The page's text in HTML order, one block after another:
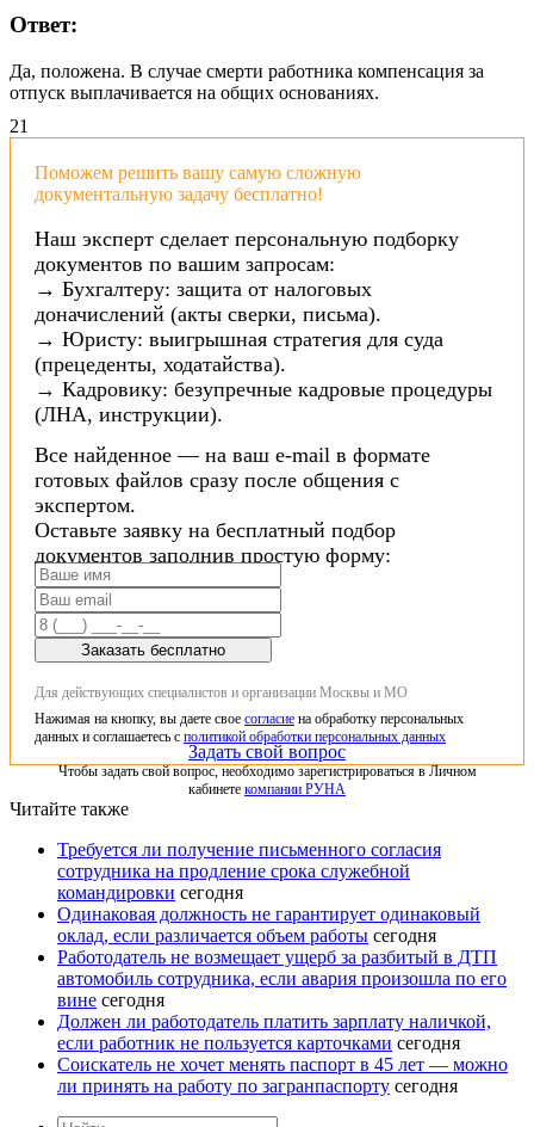
Ответ:
Да, положена. В случае смерти работника компенсация за
отпуск выплачивается на общих основаниях.
21
Поможем решить вашу самую сложную
документальную задачу бесплатно!
Наш эксперт сделает персональную подборку
документов по вашим запросам:
→ Бухгалтеру: защита от налоговых
доначислений (акты сверки, письма).
→ Юристу: выигрышная стратегия для суда
(прецеденты, ходатайства).
→ Кадровику: безупречные кадровые процедуры
(ЛНА, инструкции).
Все найденное — на ваш e-mail в формате
готовых файлов сразу после общения с
экспертом.
Оставьте заявку на бесплатный подбор
документов заполнив простую форму:
Заказать бесплатно
Для действующих специалистов и организации Москвы и МО
Нажимая на кнопку, вы даете свое согласие на обработку персональных
данных и соглашаетесь с политикой обработки персональных данных
Задать свой вопрос
Чтобы задать свой вопрос, необходимо зарегистрироваться в Личном
кабинете компании РУНА
Читайте также
Требуется ли получение письменного согласия
сотрудника на продление срока служебной
командировки сегодня
Одинаковая должность не гарантирует одинаковый
оклад, если различается объем работы сегодня
Работодатель не возмещает ущерб за разбитый в ДТП
автомобиль сотрудника, если авария произошла по его
вине сегодня
Должен ли работодатель платить зарплату наличкой,
если работник не пользуется карточками сегодня
Соискатель не хочет менять паспорт в 45 лет — можно
ли принять на работу по загранпаспорту сегодня